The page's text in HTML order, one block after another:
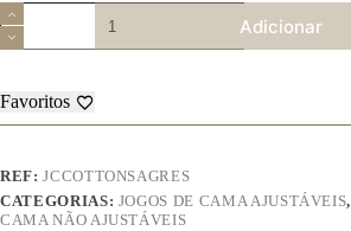
Quantidade
de
Jogo
Cama
Cotton
–
Sagres
Adicionar
Favoritos
REF:JCCOTTONSAGRES
CATEGORIAS: JOGOS DE CAMA AJUSTÁVEIS,
CAMA NÃO AJUSTÁVEIS